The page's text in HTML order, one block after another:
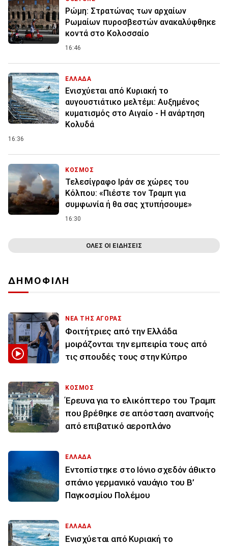
Ρώμη: Στρατώνας των αρχαίων
Ρωμαίων πυροσβεστών ανακαλύφθηκε
κοντά στο Κολοσσαίο
16:46
ΕΛΛΑΔΑ
Ενισχύεται από Κυριακή το
αυγουστιάτικο μελτέμι: Αυξημένος
κυματισμός στο Αιγαίο - Η ανάρτηση
Κολυδά
16:36
ΚΟΣΜΟΣ
Τελεσίγραφο Ιράν σε χώρες του
Κόλπου: «Πιέστε τον Τραμπ για
συμφωνία ή θα σας χτυπήσουμε»
16:30
ΟΛΕΣ ΟΙ ΕΙΔΗΣΕΙΣ
ΔΗΜΟΦΙΛΗ
ΝΕΑ ΤΗΣ ΑΓΟΡΑΣ
Φοιτήτριες από την Ελλάδα
μοιράζονται την εμπειρία τους από
τις σπουδές τους στην Κύπρο
ΚΟΣΜΟΣ
Έρευνα για το ελικόπτερο του Τραμπ
που βρέθηκε σε απόσταση αναπνοής
από επιβατικό αεροπλάνο
ΕΛΛΑΔΑ
Εντοπίστηκε στο Ιόνιο σχεδόν άθικτο
σπάνιο γερμανικό ναυάγιο του Β’
Παγκοσμίου Πολέμου
ΕΛΛΑΔΑ
Ενισχύεται από Κυριακή το